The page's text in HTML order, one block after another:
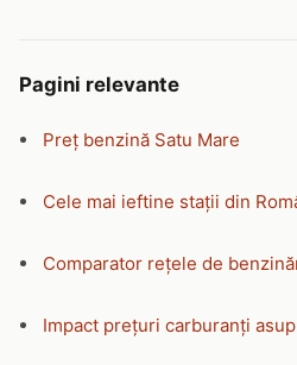
Pagini relevante
Preț benzină Satu Mare
Cele mai ieftine stații din
Comparator rețele de
Impact prețuri carburanți